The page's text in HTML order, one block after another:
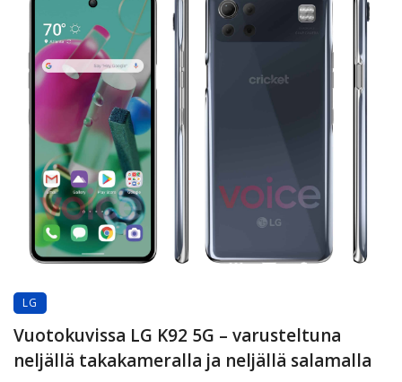
LG
Vuotokuvissa LG K92 5G – varusteltuna
neljällä takakameralla ja neljällä salamalla